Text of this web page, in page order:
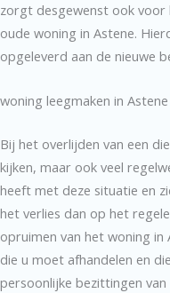
zorgt desgewenst ook
oude woning in Astene.
opgeleverd aan de nieuwe
woning leegmaken in
Bij het overlijden van een
kijken, maar ook veel
heeft met deze situatie en
het verlies dan op het
opruimen van het woning in
die u moet afhandelen en
persoonlijke bezittingen